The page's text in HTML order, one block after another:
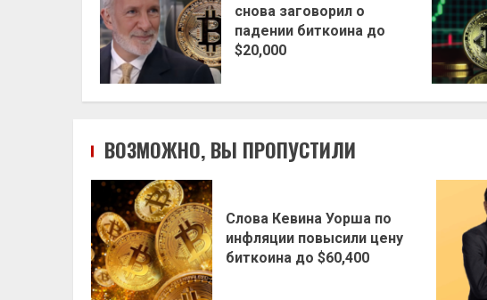
снова заговорил о
падении биткоина до
$20,000
ВОЗМОЖНО, ВЫ ПРОПУСТИЛИ
Слова Кевина Уорша по
инфляции повысили цену
биткоина до $60,400